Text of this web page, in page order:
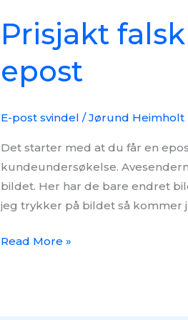
Prisjakt
epost
E-post svindel /Jørund Heimholt
Det starter med at du får en
kundeundersøkelse.
bildet. Her har de bare endret
jeg trykker på bildet så kommer
Read More »